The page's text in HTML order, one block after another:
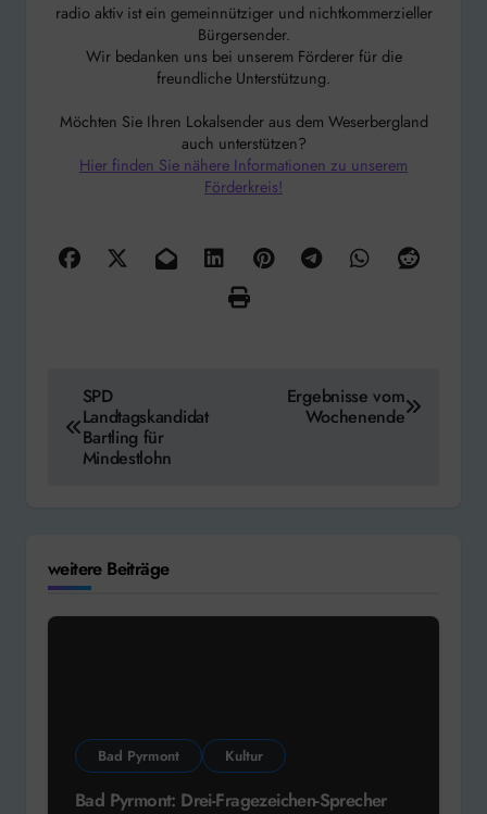
radio aktiv ist ein gemeinnütziger und nichtkommerzieller
Bürgersender.
Wir bedanken uns bei unserem Förderer für die
freundliche Unterstützung.
Möchten Sie Ihren Lokalsender aus dem Weserbergland
auch unterstützen?
Hier finden Sie nähere Informationen zu unserem
Förderkreis!
SPD
Landtagskandidat
Bartling für
Mindestlohn
Ergebnisse vom
Wochenende
weitere Beiträge
Bad Pyrmont Kultur
Bad Pyrmont: Drei-Fragezeichen-Sprecher